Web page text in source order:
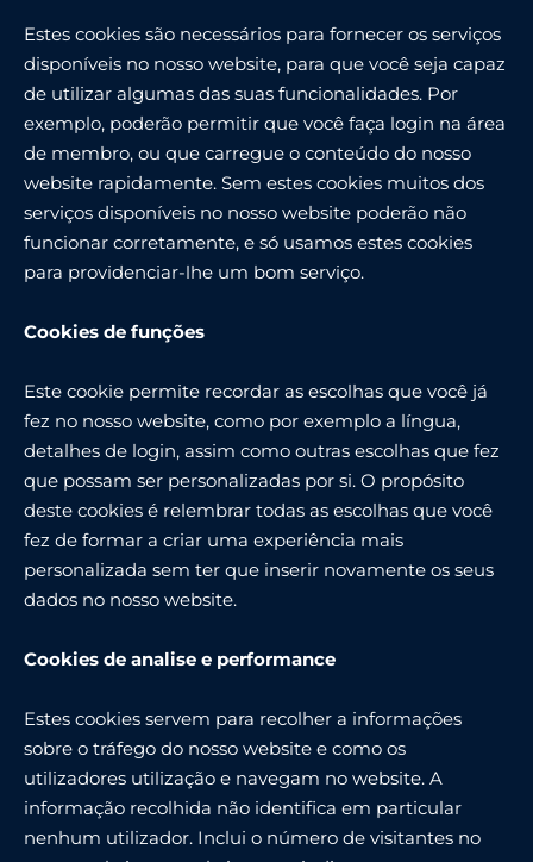
Estes cookies são necessários para fornecer os serviços
disponíveis no nosso website, para que você seja capaz
de utilizar algumas das suas funcionalidades. Por
exemplo, poderão permitir que você faça login na área
de membro, ou que carregue o conteúdo do nosso
website rapidamente. Sem estes cookies muitos dos
serviços disponíveis no nosso website poderão não
funcionar corretamente, e só usamos estes cookies
para providenciar-lhe um bom serviço.
Cookies de funções
Este cookie permite recordar as escolhas que você já
fez no nosso website, como por exemplo a língua,
detalhes de login, assim como outras escolhas que fez
que possam ser personalizadas por si. O propósito
deste cookies é relembrar todas as escolhas que você
fez de formar a criar uma experiência mais
personalizada sem ter que inserir novamente os seus
dados no nosso website.
Cookies de analise e performance
Estes cookies servem para recolher a informações
sobre o tráfego do nosso website e como os
utilizadores utilização e navegam no website. A
informação recolhida não identifica em particular
nenhum utilizador. Inclui o número de visitantes no